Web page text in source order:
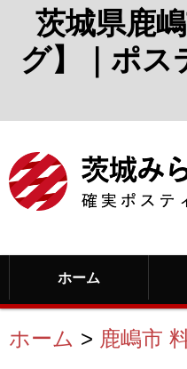
茨城県鹿
グ】｜ポス
ホーム
ホーム > 鹿嶋市